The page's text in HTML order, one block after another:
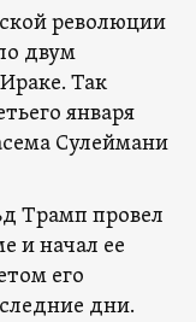
революции
двум
Так
января
Сулеймани
Трамп провел
и начал ее
его
дни.